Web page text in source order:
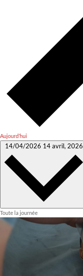
Aujourd’hui
14/04/2026 14 avril, 2026
Toute la journée